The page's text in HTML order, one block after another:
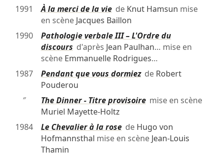
1991
À la merci de la viede Knut Hamsun mise
en scène Jacques Baillon
1990
Pathologie verbale III – L'Ordre du
discours d'après Jean Paulhan… mise en
scène Emmanuelle Rodrigues…
1987
Pendant que vous dormiezde Robert
Pouderou
″
The Dinner - Titre provisoiremise en scène
Muriel Mayette-Holtz
1984
Le Chevalier à la rosede Hugo von
Hofmannsthal mise en scène Jean-Louis
Thamin